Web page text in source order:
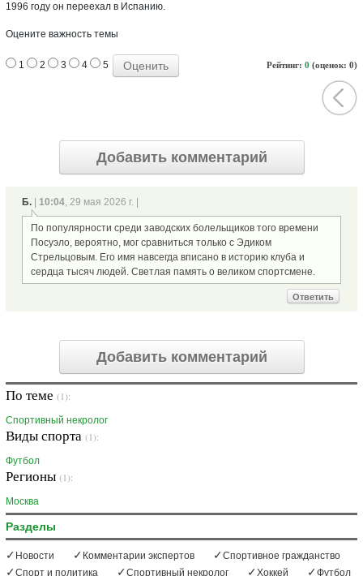
1996 году он переехал в Испанию.
Оцените важность темы
Рейтинг: 0 (оценок: 0)
1 2 3 4 5
Добавить комментарий
Б. 10:04, 29 мая 2026 г. |
По популярности среди заводских болельщиков того времени
Посуэло, вероятно, мог сравниться только с Эдиком
Стрельцовым. Его имя навсегда вписано в историю клуба и
сердца тысяч людей. Светлая память о великом спортсмене.
Ответить
Добавить комментарий
По теме (1):
Спортивный некролог
Виды спорта (1):
Футбол
Регионы (1):
Москва
Разделы
Новости Комментарии экспертов
Спортивное гражданство
Спорт и политика
Спортивный некролог Хоккей Футбол